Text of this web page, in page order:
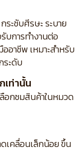
ะชับศีรษะ ระบาย
บการทำงานต่อ
อาชีพ เหมาะสำหรับ
ระดับ
เท่านั้น
อกชมสินค้าในหมวด
เคลื่อนเล็กน้อย ขึ้น